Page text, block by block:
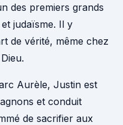
des premiers grands
judaïsme. Il y
de vérité, même chez
Aurèle, Justin est
et conduit
de sacrifier aux